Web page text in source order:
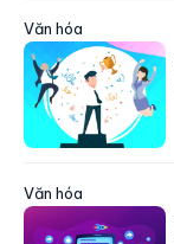
Văn hóa
Văn hóa